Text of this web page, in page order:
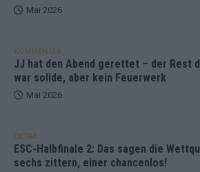
Mai 2026
KOMMENTAR
JJ hat den Abend gerettet – der Rest
war solide, aber kein Feuerwerk
Mai 2026
EXTRA
ESC-Halbfinale 2: Das sagen die
sechs zittern, einer chancenlos!